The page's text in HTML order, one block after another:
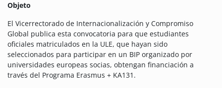
Objeto
El Vicerrectorado de Internacionalización y Compromiso
Global publica esta convocatoria para que estudiantes
oficiales matriculados en la ULE, que hayan sido
seleccionados para participar en un BIP organizado por
universidades europeas socias, obtengan financiación a
través del Programa Erasmus + KA131.